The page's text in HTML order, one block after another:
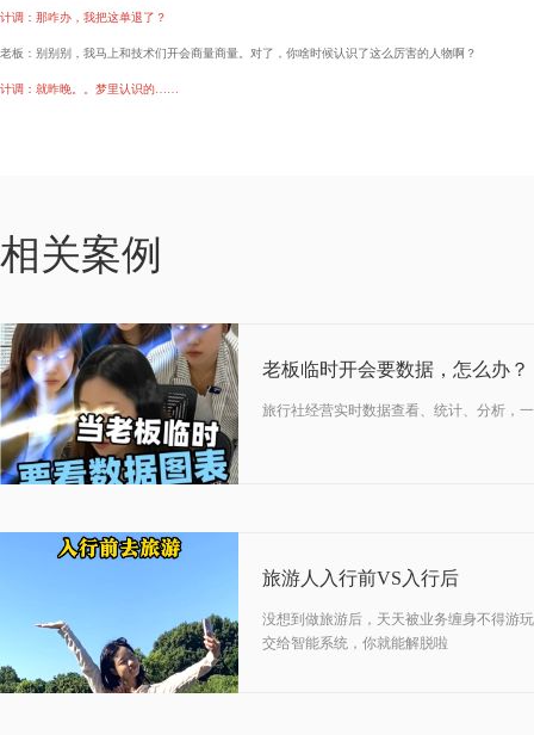
计调：那咋办，我把这单退了？
老板：别别别，我马上和技术们开会商量商量。对了，你啥时候认识了这么厉害的人物啊？
计调：就昨晚。。梦里认识的……
相关案例
06-17
2025
老板临时开会要数据，怎么办？
旅行社经营实时数据查看、统计、分析，
12-12
2024
旅游人入行前VS入行后
没想到做旅游后，天天被业务缠身不得游
交给智能系统，你就能解脱啦